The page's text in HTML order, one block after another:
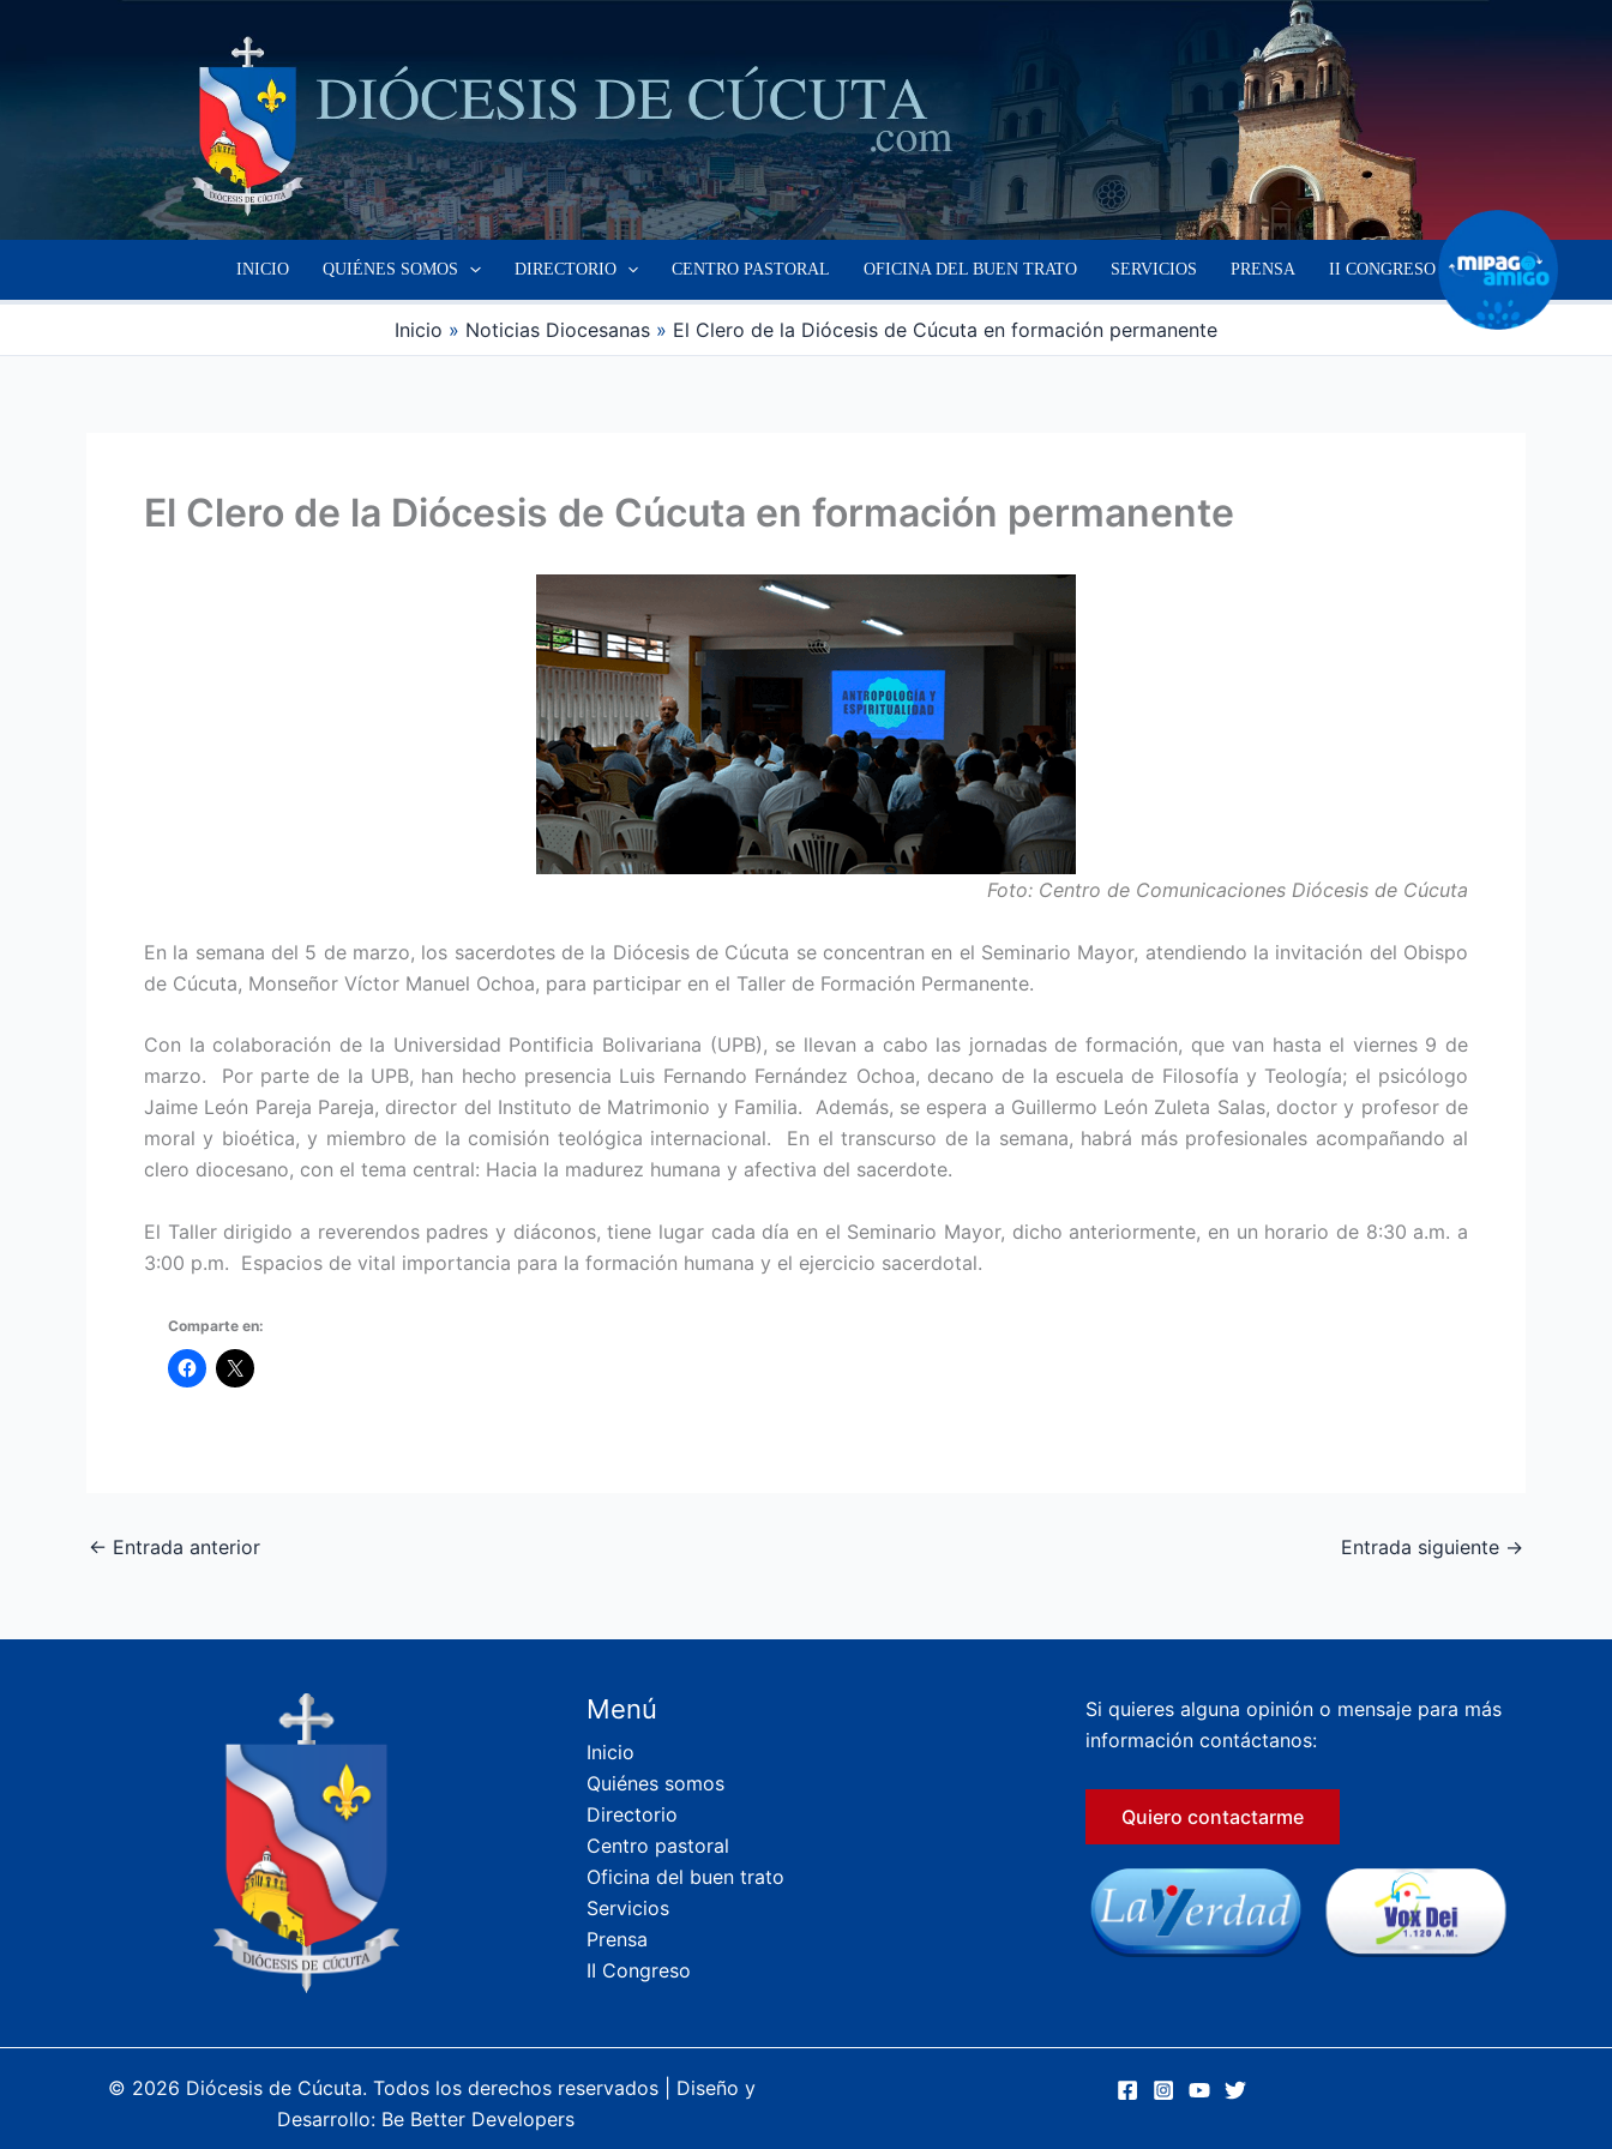
INICIO QUIÉNES SOMOS DIRECTORIO CENTRO PASTORAL OFICINA DEL BUEN TRATO SERVICIOS PRENSA II CONGRESO
Inicio Noticias Diocesanas El Clero de la Diócesis de Cúcuta en formación permanente
El Clero de la Diócesis de Cúcuta en formación permanente
Foto: Centro de Comunicaciones Diócesis de Cúcuta
En la semana del 5 de marzo, los sacerdotes de la Diócesis de Cúcuta se concentran en el Seminario Mayor, atendiendo la invitación del Obispo
de Cúcuta, Monseñor Víctor Manuel Ochoa, para participar en el Taller de Formación Permanente.
Con la colaboración de la Universidad Pontificia Bolivariana (UPB), se llevan a cabo las jornadas de formación, que van hasta el viernes 9 de
marzo. Por parte de la UPB, han hecho presencia Luis Fernando Fernández Ochoa, decano de la escuela de Filosofía y Teología; el psicólogo
Jaime León Pareja Pareja, director del Instituto de Matrimonio y Familia. Además, se espera a Guillermo León Zuleta Salas, doctor y profesor de
moral y bioética, y miembro de la comisión teológica internacional. En el transcurso de la semana, habrá más profesionales acompañando al
clero diocesano, con el tema central: Hacia la madurez humana y afectiva del sacerdote.
El Taller dirigido a reverendos padres y diáconos, tiene lugar cada día en el Seminario Mayor, dicho anteriormente, en un horario de 8:30 a.m. a
3:00 p.m. Espacios de vital importancia para la formación humana y el ejercicio sacerdotal.
Comparte en:
← Entrada anterior Entrada siguiente →
Menú
Inicio
Quiénes somos
Directorio
Centro pastoral
Oficina del buen trato
Servicios
Prensa
II Congreso
Si quieres alguna opinión o mensaje para más
información contáctanos:
Quiero contactarme
© 2026 Diócesis de Cúcuta. Todos los derechos reservados | Diseño y
Desarrollo: Be Better Developers